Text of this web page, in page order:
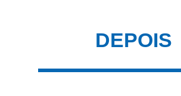
DEPOIS